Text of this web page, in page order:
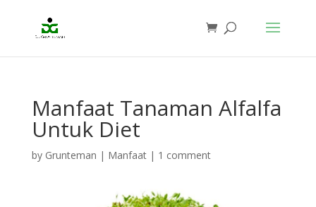
Manfaat Tanaman Alfalfa
Untuk Diet
by Grunteman | Manfaat| 1 comment